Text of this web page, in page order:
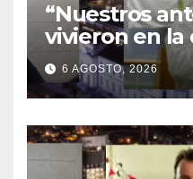
“Nuestros
vivieron en la
la Forestal
repita”
6 AGOSTO, 2026